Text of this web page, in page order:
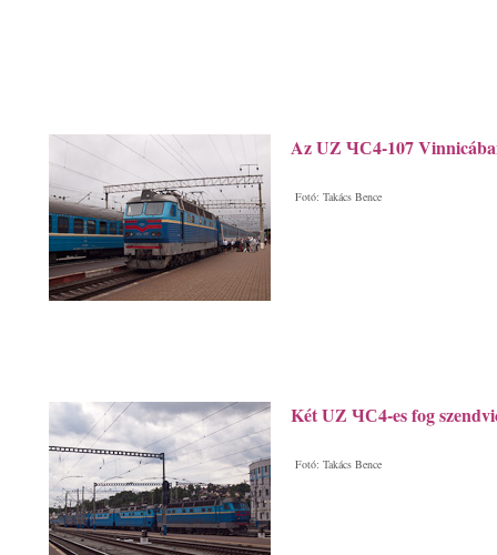
Az UZ ЧС4-107
Fotó: Takács Bence
Két UZ ЧС4-es fog
Fotó: Takács Bence